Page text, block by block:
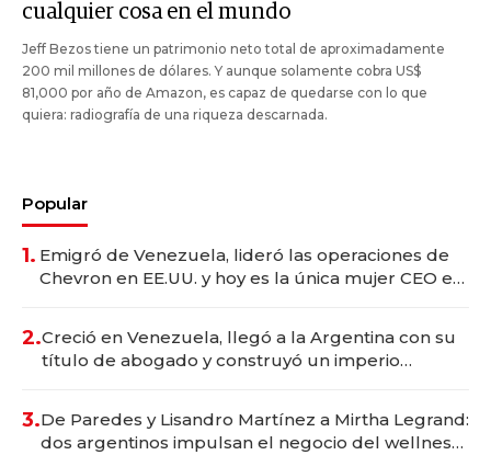
cualquier cosa en el mundo
Jeff Bezos tiene un patrimonio neto total de aproximadamente
200 mil millones de dólares. Y aunque solamente cobra US$
81,000 por año de Amazon, es capaz de quedarse con lo que
quiera: radiografía de una riqueza descarnada.
Popular
1. Emigró de Venezuela, lideró las operaciones de
Chevron en EE.UU. y hoy es la única mujer CEO en
2.Creció en Venezuela, llegó a la Argentina con su
título de abogado y construyó un imperio
3.De Paredes y Lisandro Martínez a Mirtha Legrand:
dos argentinos impulsan el negocio del wellness